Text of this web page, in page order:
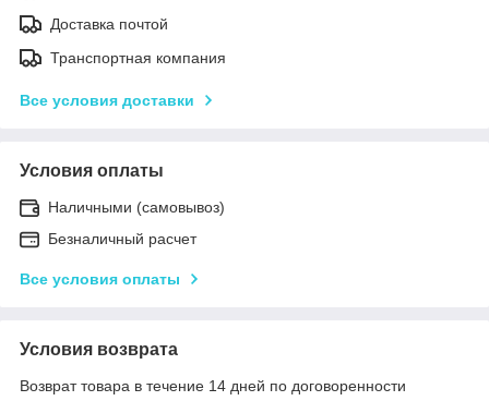
Доставка почтой
Транспортная компания
Все условия доставки
Условия оплаты
Наличными (самовывоз)
Безналичный расчет
Все условия оплаты
Условия возврата
Возврат товара в течение 14 дней по договоренности